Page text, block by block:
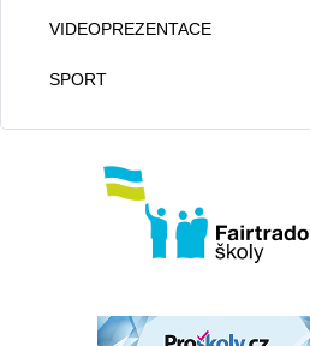
VIDEOPREZENTACE
Videa 2025/2026
Videa 2022/2023
SPORT